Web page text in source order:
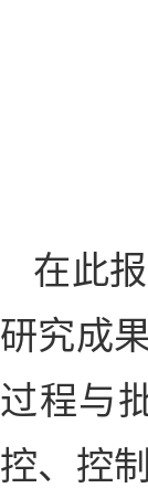
在此
研究成
过程与
控、控